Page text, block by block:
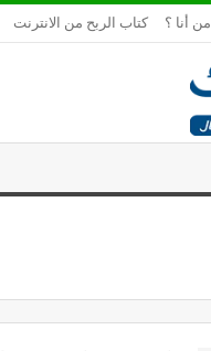
من أنا ؟ كتاب الربح من الانترنت